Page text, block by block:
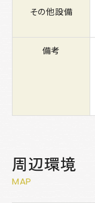
その他設備
備考
周辺環境
MAP